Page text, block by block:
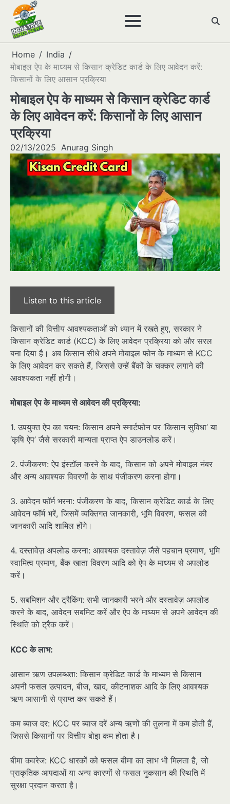
Skip
content
Home
India
मोबाइल ऐप के माध्यम से किसान क्रेडिट कार्ड के लिए आवेदन करें:
किसानों के लिए आसान प्रक्रिया
मोबाइल ऐप के माध्यम से किसान क्रेडिट कार्ड
के लिए आवेदन करें: किसानों के लिए आसान
प्रक्रिया
02/13/2025 Anurag Singh
Listen to this article
किसानों की वित्तीय आवश्यकताओं को ध्यान में रखते हुए, सरकार ने
किसान क्रेडिट कार्ड (KCC) के लिए आवेदन प्रक्रिया को और सरल
बना दिया है। अब किसान सीधे अपने मोबाइल फोन के माध्यम से KCC
के लिए आवेदन कर सकते हैं, जिससे उन्हें बैंकों के चक्कर लगाने की
आवश्यकता नहीं होगी।
मोबाइल ऐप के माध्यम से आवेदन की प्रक्रिया:
1. उपयुक्त ऐप का चयन: किसान अपने स्मार्टफोन पर ‘किसान सुविधा’ या
‘कृषि ऐप’ जैसे सरकारी मान्यता प्राप्त ऐप डाउनलोड करें।
2. पंजीकरण: ऐप इंस्टॉल करने के बाद, किसान को अपने मोबाइल नंबर
और अन्य आवश्यक विवरणों के साथ पंजीकरण करना होगा।
3. आवेदन फॉर्म भरना: पंजीकरण के बाद, किसान क्रेडिट कार्ड के लिए
आवेदन फॉर्म भरें, जिसमें व्यक्तिगत जानकारी, भूमि विवरण, फसल की
जानकारी आदि शामिल होंगे।
4. दस्तावेज़ अपलोड करना: आवश्यक दस्तावेज़ जैसे पहचान प्रमाण, भूमि
स्वामित्व प्रमाण, बैंक खाता विवरण आदि को ऐप के माध्यम से अपलोड
करें।
5. सबमिशन और ट्रैकिंग: सभी जानकारी भरने और दस्तावेज़ अपलोड
करने के बाद, आवेदन सबमिट करें और ऐप के माध्यम से अपने आवेदन की
स्थिति को ट्रैक करें।
KCC के लाभ:
आसान ऋण उपलब्धता: किसान क्रेडिट कार्ड के माध्यम से किसान
अपनी फसल उत्पादन, बीज, खाद, कीटनाशक आदि के लिए आवश्यक
ऋण आसानी से प्राप्त कर सकते हैं।
कम ब्याज दर: KCC पर ब्याज दरें अन्य ऋणों की तुलना में कम होती हैं,
जिससे किसानों पर वित्तीय बोझ कम होता है।
बीमा कवरेज: KCC धारकों को फसल बीमा का लाभ भी मिलता है, जो
प्राकृतिक आपदाओं या अन्य कारणों से फसल नुकसान की स्थिति में
सुरक्षा प्रदान करता है।